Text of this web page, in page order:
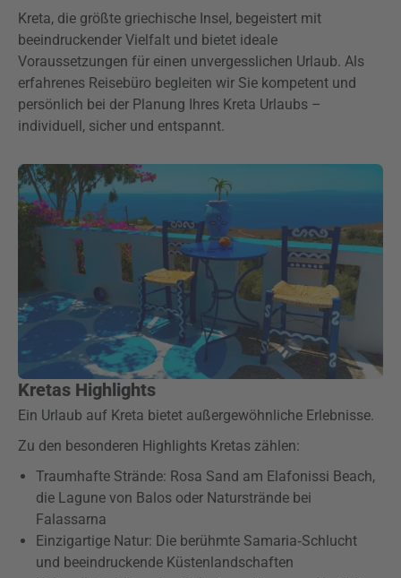
Kreta, die größte griechische Insel, begeistert mit
beeindruckender Vielfalt und bietet ideale
Voraussetzungen für einen unvergesslichen Urlaub. Als
erfahrenes Reisebüro begleiten wir Sie kompetent und
persönlich bei der Planung Ihres Kreta Urlaubs –
individuell, sicher und entspannt.
Kretas Highlights
Ein Urlaub auf Kreta bietet außergewöhnliche Erlebnisse.
Zu den besonderen Highlights Kretas zählen:
Traumhafte Strände: Rosa Sand am Elafonissi Beach,
die Lagune von Balos oder Naturstrände bei
Falassarna
Einzigartige Natur: Die berühmte Samaria‑Schlucht
und beeindruckende Küstenlandschaften